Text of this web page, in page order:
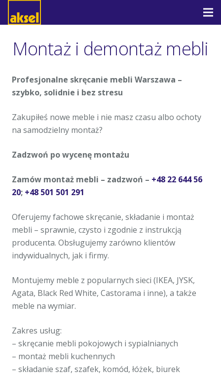
Montaż i demontaż mebli
Profesjonalne skręcanie mebli Warszawa –
szybko, solidnie i bez stresu
Zakupiłeś nowe meble i nie masz czasu albo ochoty
na samodzielny montaż?
Zadzwoń po wycenę montażu
Zamów montaż mebli – zadzwoń – +48 22 644 56
20; +48 501 501 291
Oferujemy fachowe skręcanie, składanie i montaż
mebli – sprawnie, czysto i zgodnie z instrukcją
producenta. Obsługujemy zarówno klientów
indywidualnych, jak i firmy.
Montujemy meble z popularnych sieci (IKEA, JYSK,
Agata, Black Red White, Castorama i inne), a także
meble na wymiar.
Zakres usług:
– skręcanie mebli pokojowych i sypialnianych
– montaż mebli kuchennych
– składanie szaf, szafek, komód, łóżek, biurek